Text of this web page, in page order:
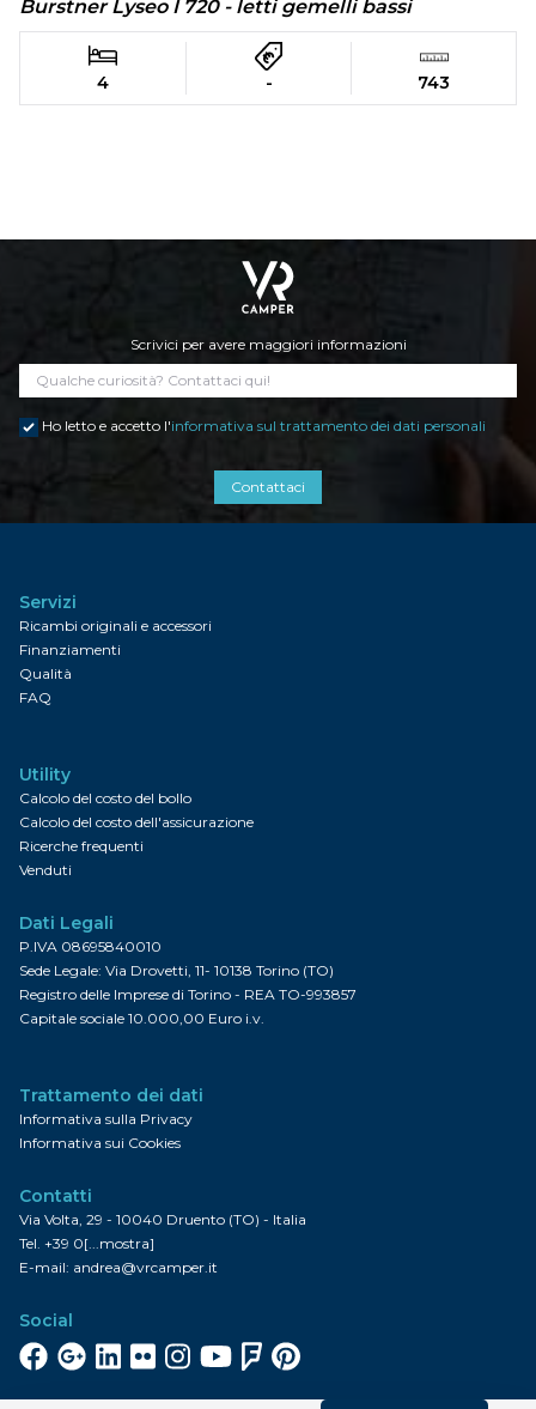
Burstner Lyseo I 720 - letti gemelli bassi
4 - 743
Scrivici per avere maggiori informazioni
Ho letto e accetto l'informativa sul trattamento dei dati personali
Contattaci
Servizi
Ricambi originali e accessori
Finanziamenti
Qualità
FAQ
Utility
Calcolo del costo del bollo
Calcolo del costo dell'assicurazione
Ricerche frequenti
Venduti
Dati Legali
P.IVA 08695840010
Sede Legale: Via Drovetti, 11- 10138 Torino (TO)
Registro delle Imprese di Torino - REA TO-993857
Capitale sociale 10.000,00 Euro i.v.
Trattamento dei dati
Informativa sulla Privacy
Informativa sui Cookies
Contatti
Via Volta, 29 - 10040 Druento (TO) - Italia
Tel. +39 0[...mostra]
E-mail: andrea@vrcamper.it
Social